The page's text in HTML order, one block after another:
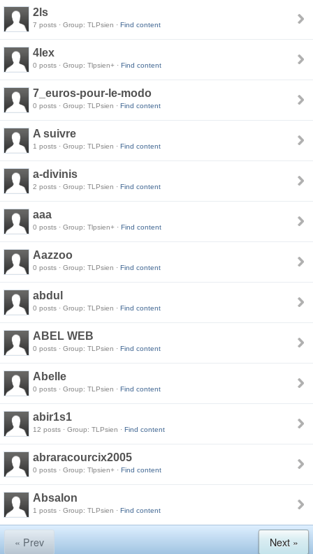
2ls
7 posts · Group: TLPsien · Find content
4lex
0 posts · Group: Tlpsien+ · Find content
7_euros-pour-le-modo
0 posts · Group: TLPsien · Find content
A suivre
1 posts · Group: TLPsien · Find content
a-divinis
2 posts · Group: TLPsien · Find content
aaa
0 posts · Group: Tlpsien+ · Find content
Aazzoo
0 posts · Group: TLPsien · Find content
abdul
0 posts · Group: TLPsien · Find content
ABEL WEB
0 posts · Group: TLPsien · Find content
Abelle
0 posts · Group: TLPsien · Find content
abir1s1
12 posts · Group: TLPsien · Find content
abraracourcix2005
0 posts · Group: Tlpsien+ · Find content
Absalon
1 posts · Group: TLPsien · Find content
« Prev Next »